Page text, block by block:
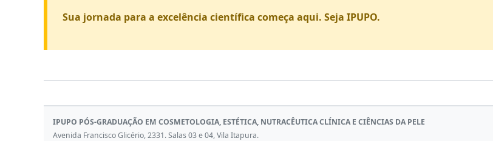
Sua jornada para a excelência científica começa aqui. Seja IPUPO.
IPUPO PÓS-GRADUAÇÃO EM COSMETOLOGIA, ESTÉTICA, NUTRACÊUTICA CLÍNICA E CIÊNCIAS DA PELE
Avenida Francisco Glicério, 2331. Salas 03 e 04, Vila Itapura.